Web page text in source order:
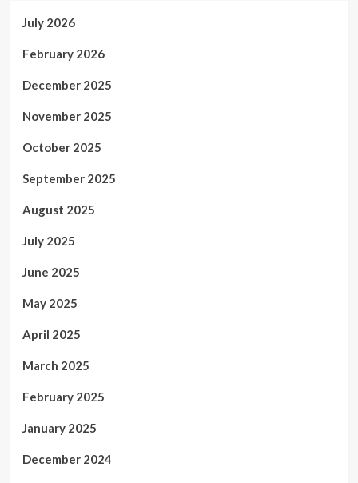
July 2026
February 2026
December 2025
November 2025
October 2025
September 2025
August 2025
July 2025
June 2025
May 2025
April 2025
March 2025
February 2025
January 2025
December 2024